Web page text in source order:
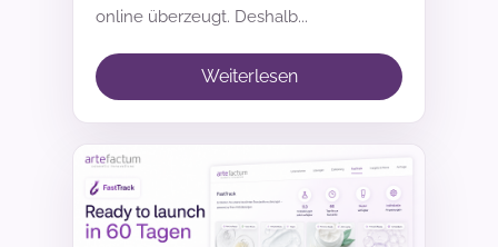
online überzeugt. Deshalb...
Weiterlesen